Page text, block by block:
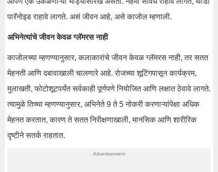
पारॅनोइड राहावे लागते. असं जीवन आहे, असे काजोल म्हणाली.
अभिनेत्यांचे जीवन केवळ ग्लॅमरस नाही
काजोलच्या म्हणण्यानुसार, कलाकारांचे जीवन केवळ ग्लॅमरस नाही, तर सतत
मेहनती आणि दबावाखाली चालणारे आहे. रोजच्या शूटिंगपासून कार्यक्रम,
मुलाखती, फोटोशूटपर्यंत सर्वकाही पूर्णपणे नियोजित आणि लक्षात ठेवावे लागते.
त्यामुळे तिच्या म्हणण्यानुसार, अभिनेते 9 ते 5 नोकरी करणाऱ्यांपेक्षा अधिक
मेहनत करतात, कारण ते सतत निरीक्षणाखाली, मानसिक आणि शारीरिक
दृष्टीने सतर्क राहतात.